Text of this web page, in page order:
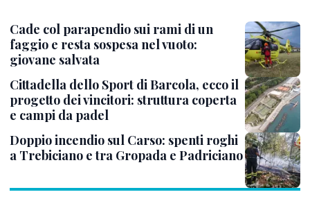
Cade col parapendio sui rami di un
faggio e resta sospesa nel vuoto:
giovane salvata
Cittadella dello Sport di Barcola, ecco il
progetto dei vincitori: struttura coperta
e campi da padel
Doppio incendio sul Carso: spenti roghi
a Trebiciano e tra Gropada e Padriciano